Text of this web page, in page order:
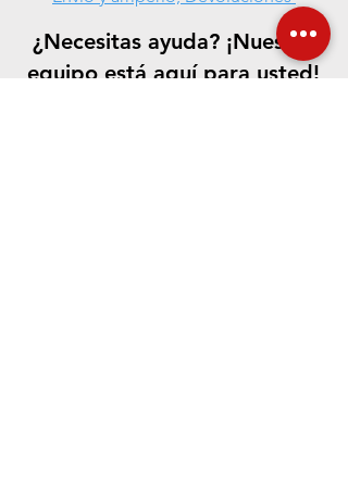
¿Necesitas ayuda? ¡Nuestro
equipo está aquí para usted!